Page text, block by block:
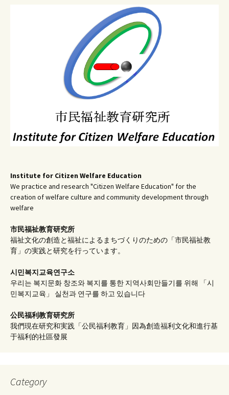
Institute for Citizen Welfare Education
We practice and research "Citizen Welfare Education" for the
creation of welfare culture and community development through
welfare
市民福祉教育研究所
福祉文化の創造と福祉によるまちづくりのための「市民福祉教
育」の実践と研究を行っています。
시민복지교육연구소
우리는 복지문화 창조와 복지를 통한 지역사회만들기를 위해 「시
민복지교육」 실천과 연구를 하고 있습니다
公民福利教育研究所
我們現在研究和実践「公民福利教育」因為創造福利文化和進行基
于福利的社區發展
Category